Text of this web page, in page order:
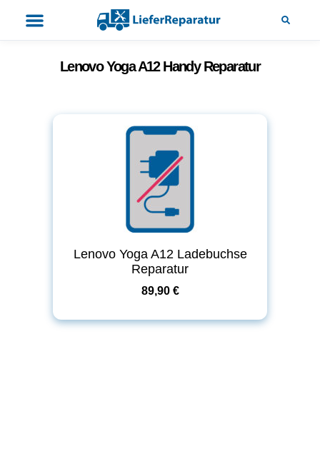
Lenovo Yoga A12 Handy Reparatur
Lenovo Yoga A12 Ladebuchse
Reparatur
89,90 €